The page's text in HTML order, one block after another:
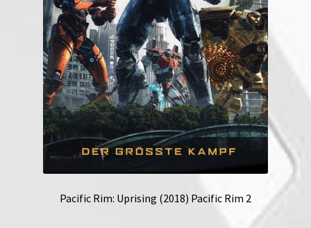
Pacific Rim: Uprising (2018) Pacific Rim 2